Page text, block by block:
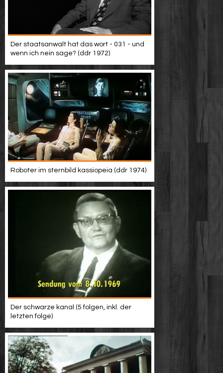
Der staatsanwalt hat das wort - 031 - und
wenn ich nein sage? (ddr 1972)
Roboter im sternbild kassiopeia (ddr 1974)
Der schwarze kanal (5 folgen, inkl. der
letzten folge)